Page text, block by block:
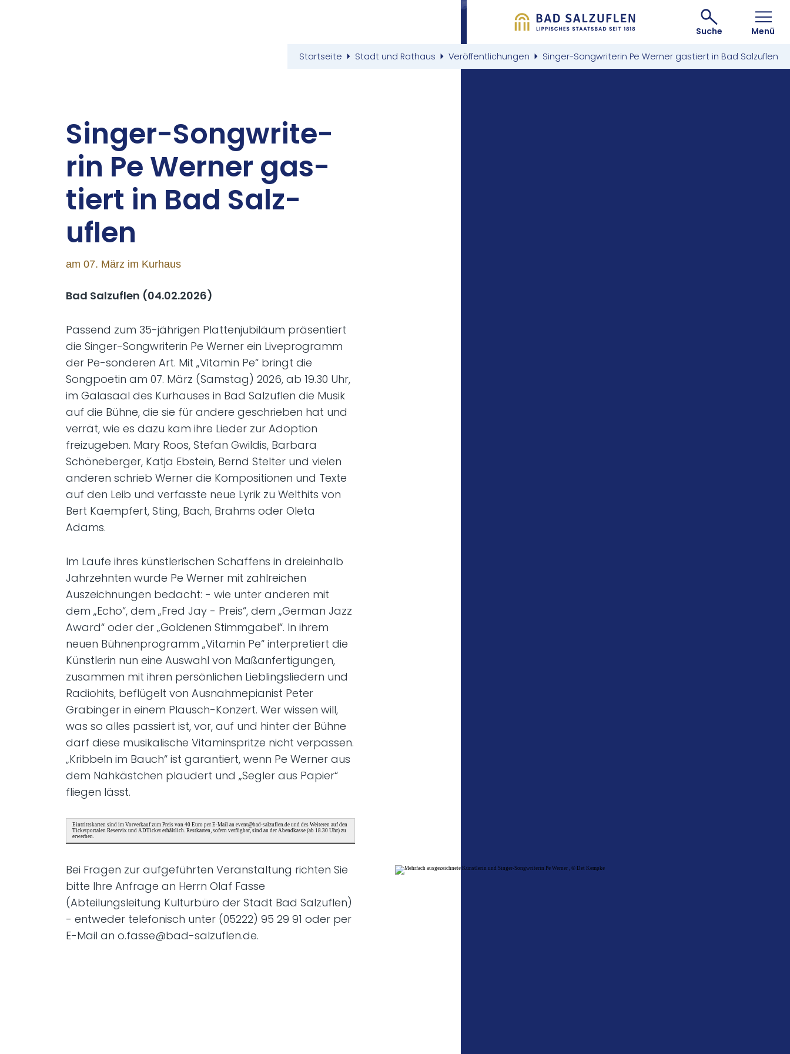
Suche Menü
Startseite Stadt und Rathaus Veröffentlichungen Singer-Songwriterin Pe Werner gastiert in Bad Salzuflen
Sin­ger-Song­wri­te­
rin Pe Wer­ner gas­
tiert in Bad Salz­
uflen
am 07. März im Kurhaus
Bad Salzuflen (04.02.2026)
Passend zum 35-jährigen Plattenjubiläum präsentiert
die Singer-Songwriterin Pe Werner ein Liveprogramm
der Pe-sonderen Art. Mit „Vitamin Pe“ bringt die
Songpoetin am 07. März (Samstag) 2026, ab 19.30 Uhr,
im Galasaal des Kurhauses in Bad Salzuflen die Musik
auf die Bühne, die sie für andere geschrieben hat und
verrät, wie es dazu kam ihre Lieder zur Adoption
freizugeben. Mary Roos, Stefan Gwildis, Barbara
Schöneberger, Katja Ebstein, Bernd Stelter und vielen
anderen schrieb Werner die Kompositionen und Texte
auf den Leib und verfasste neue Lyrik zu Welthits von
Bert Kaempfert, Sting, Bach, Brahms oder Oleta
Adams.
Im Laufe ihres künstlerischen Schaffens in dreieinhalb
Jahrzehnten wurde Pe Werner mit zahlreichen
Auszeichnungen bedacht: - wie unter anderen mit
dem „Echo“, dem „Fred Jay - Preis“, dem „German Jazz
Award“ oder der „Goldenen Stimmgabel“. In ihrem
neuen Bühnenprogramm „Vitamin Pe“ interpretiert die
Künstlerin nun eine Auswahl von Maßanfertigungen,
zusammen mit ihren persönlichen Lieblingsliedern und
Radiohits, beflügelt von Ausnahmepianist Peter
Grabinger in einem Plausch-Konzert. Wer wissen will,
was so alles passiert ist, vor, auf und hinter der Bühne
darf diese musikalische Vitaminspritze nicht verpassen.
„Kribbeln im Bauch“ ist garantiert, wenn Pe Werner aus
dem Nähkästchen plaudert und „Segler aus Papier“
fliegen lässt.
Eintrittskarten sind im Vorverkauf zum Preis von 40 Euro per E-Mail an event@bad-salzuflen.de und des Weiteren auf den
Ticketportalen Reservix und ADTicket erhältlich. Restkarten, sofern verfügbar, sind an der Abendkasse (ab 18.30 Uhr) zu
erwerben.
Bei Fragen zur aufgeführten Veranstaltung richten Sie
bitte Ihre Anfrage an Herrn Olaf Fasse
(Abteilungsleitung Kulturbüro der Stadt Bad Salzuflen)
- entweder telefonisch unter (05222) 95 29 91 oder per
E-Mail an o.fasse@bad-salzuflen.de.